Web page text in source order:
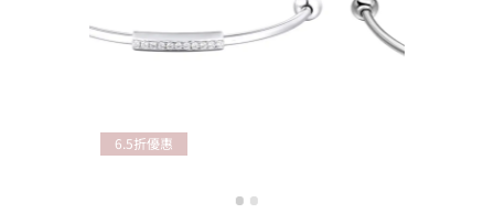
6.5折優惠